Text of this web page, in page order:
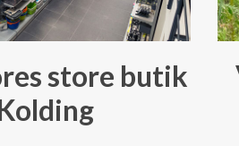
store butik